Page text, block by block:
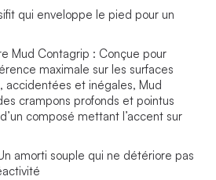
qui enveloppe le pied pour un
Mud Contagrip : Conçue pour
maximale sur les surfaces
accidentées et inégales, Mud
crampons profonds et pointus
composé mettant l’accent sur
amorti souple qui ne détériore pas